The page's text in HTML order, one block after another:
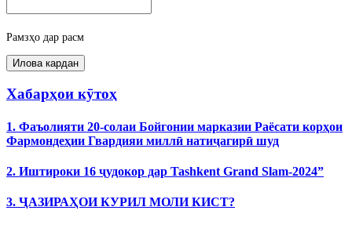
Рамзҳо дар расм
Хабарҳои кӯтоҳ
1. Фаъолияти 20-солаи Бойгонии марказии Раёсати корҳои
Фармондеҳии Гвардияи миллӣ натиҷагирӣ шуд
2. Иштироки 16 ҷудокор дар Tashkent Grand Slam-2024”
3. ҶАЗИРАҲОИ КУРИЛ МОЛИ КИСТ?